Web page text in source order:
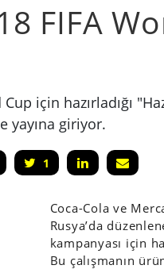
FIFA
için hazırladığı
yayına giriyor.
1
Coca-Cola ve
Rusya’da
kampanyası için
Bu çalışmanın